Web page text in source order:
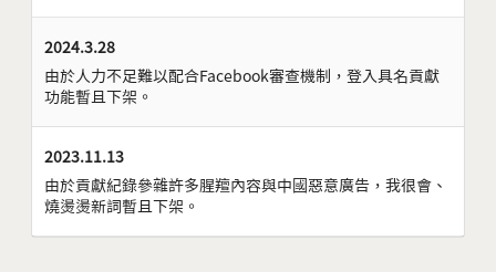
2024.3.28
由於人力不足難以配合Facebook審查機制，登入具名貢獻
功能暫且下架。
2023.11.13
由於貢獻紀錄參雜許多腥羶內容與中國惡意廣告，我很會、
燒燙燙新詞暫且下架。